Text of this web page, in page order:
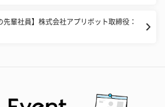
先輩社員】株式会社アプリボット取締役：